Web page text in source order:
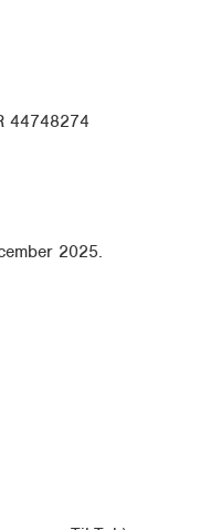
44748274
2025.